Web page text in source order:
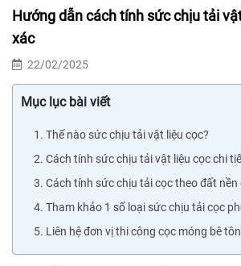
Hướng dẫn cách tính sức chịu tải
xác
22/02/2025
Mục lục bài viết
1. Thế nào sức chịu tải vật liệu cọc?
2. Cách tính sức chịu tải vật liệu cọc chi
3. Cách tính sức chịu tải cọc theo đất nền
4. Tham khảo 1 số loại sức chịu tải cọc
5. Liên hệ đơn vị thi công cọc móng bê